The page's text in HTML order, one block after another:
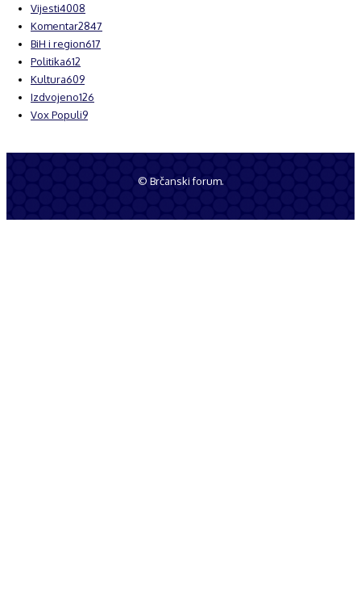
Vijesti4008
Komentar2847
BiH i region617
Politika612
Kultura609
Izdvojeno126
Vox Populi9
© Brčanski forum.